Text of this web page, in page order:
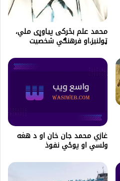
محمد علم بڅرکی پیاوړی ملي،
ټولنیز،او فرهنګي شخصیت
غازي محمد جان خان او د هغه
ولسي او پوځي نفوذ